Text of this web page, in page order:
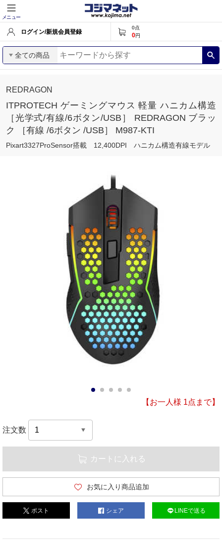
メニュー
ログイン/新規会員登録
0点
0円
全ての商品
REDRAGON
ITPROTECH ゲーミングマウス 軽量 ハニカム構造
［光学式/有線/6ボタン/USB］ REDRAGON ブラッ
ク ［有線 /6ボタン /USB］ M987-KTI
Pixart3327ProSensor搭載 12,400DPI ハニカム構造有線モデル
【お一人様 1点まで】
注文数
カートに入れる
お気に入り商品追加
ポスト シェア LINEで送る